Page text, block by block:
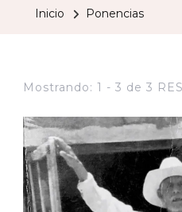
Inicio Ponencias
Mostrando: 1 - 3 de 3